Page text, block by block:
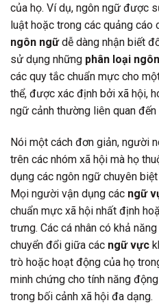
của họ. Ví dụ, ngôn ngữ được
luật hoặc trong các quảng cáo
ngôn ngữdễ dàng nhận biết
sử dụng những phân loại
các quy tắc chuẩn mực cho
thể, được xác định bởi xã hội,
ngữ cảnh thường liên quan đến
Nói một cách đơn giản, người
trên các nhóm xã hội mà họ
dụng các ngôn ngữ chuyên
Mọi người vận dụng các ngữ
chuẩn mực xã hội nhất định
trưng. Các cá nhân có khả
chuyển đổi giữa các ngữ vực
trò hoặc hoạt động của họ
minh chứng cho tính năng
trong bối cảnh xã hội đa dạng.